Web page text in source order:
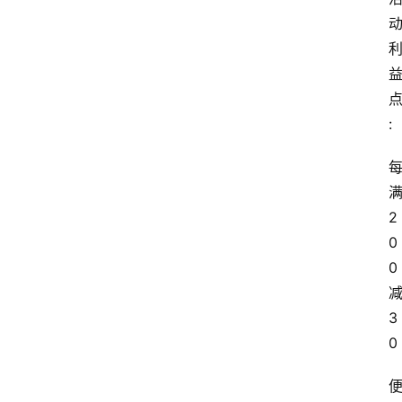
动
利
益
点
:
每
满
2
0
0
减
3
0
便